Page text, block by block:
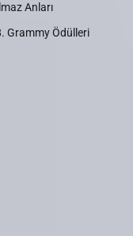
Anları
Grammy Ödülleri